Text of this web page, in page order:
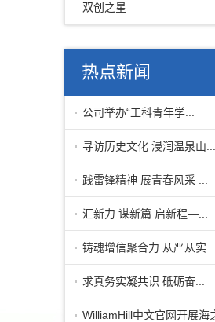
双创之星
热点新闻
公司举办“工科青年学...
寻访历史文化 浸润温泉山...
践雷锋精神 展青春风采 ...
汇新力 谋新篇 启新程—...
铸魂增信聚合力 从严从实...
求真务实凝共识 砥砺奋...
WilliamHill中文官网开展海